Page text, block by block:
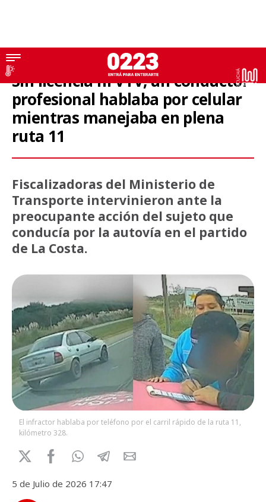
Sin licencia ni VTV, un conductor
profesional hablaba por celular
mientras manejaba en plena
ruta 11
Fiscalizadoras del Ministerio de
Transporte intervinieron ante la
preocupante acción del sujeto que
conducía por la autovía en el partido
de La Costa.
El infractor hablaba por teléfono por el carril rápido de la ruta 11,
kilómetro 328.
5 de Julio de 2026 17:47